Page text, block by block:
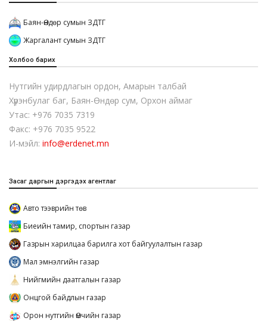
Баян-Өндөр сумын ЗДТГ
Жаргалант сумын ЗДТГ
Холбоо барих
Нутгийн удирдлагын ордон, Амарын талбай
Хүрэнбулаг баг, Баян-Өндөр сум, Орхон аймаг
Утас: +976 7035 7319
Факс: +976 7035 9522
И-мэйл: info@erdenet.mn
Засаг даргын дэргэдэх агентлаг
Авто тээврийн төв
Биеийн тамир, спортын газар
Газрын харилцаа барилга хот байгуулалтын газар
Мал эмнэлгийн газар
Нийгмийн даатгалын газар
Онцгой байдлын газар
Орон нутгийн Өмчийн газар